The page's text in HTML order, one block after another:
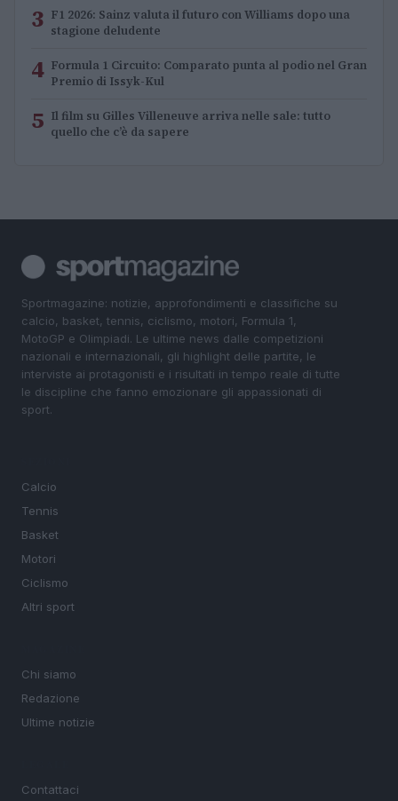
3 F1 2026: Sainz valuta il futuro con Williams dopo una
stagione deludente
4 Formula 1 Circuito: Comparato punta al podio nel Gran
Premio di Issyk-Kul
5 Il film su Gilles Villeneuve arriva nelle sale: tutto
quello che c’è da sapere
Sportmagazine: notizie, approfondimenti e classifiche su
calcio, basket, tennis, ciclismo, motori, Formula 1,
MotoGP e Olimpiadi. Le ultime news dalle competizioni
nazionali e internazionali, gli highlight delle partite, le
interviste ai protagonisti e i risultati in tempo reale di tutte
le discipline che fanno emozionare gli appassionati di
sport.
Calcio
Tennis
Basket
Motori
Ciclismo
Altri sport
Chi siamo
Redazione
Ultime notizie
Contattaci